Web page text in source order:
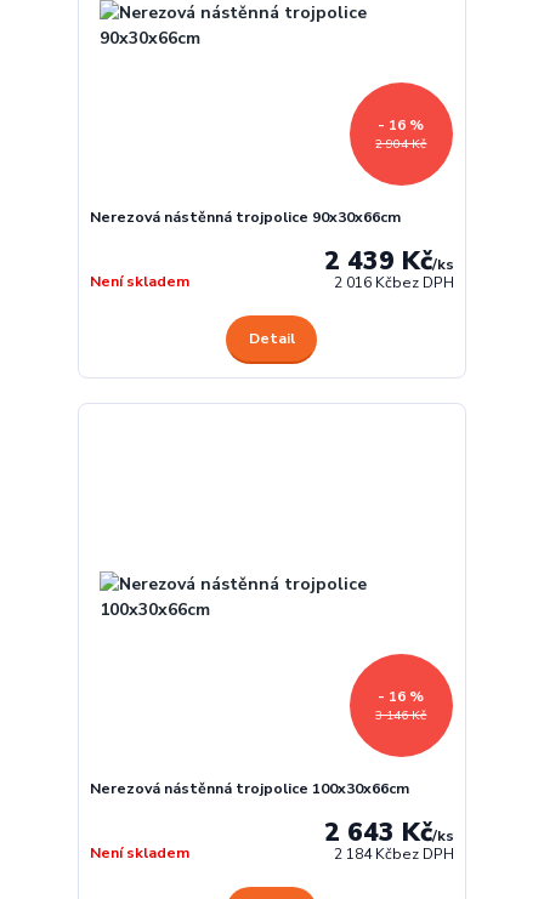
2 904 Kč
- 16 %
Nerezová nástěnná trojpolice 90x30x66cm
2 439 Kč/ks
2 016 Kčbez DPH
Není skladem
Detail
3 146 Kč
- 16 %
Nerezová nástěnná trojpolice 100x30x66cm
2 643 Kč/ks
2 184 Kčbez DPH
Není skladem